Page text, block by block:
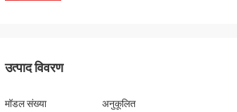
उत्पाद विवरण
मॉडल संख्या अनुकूलित